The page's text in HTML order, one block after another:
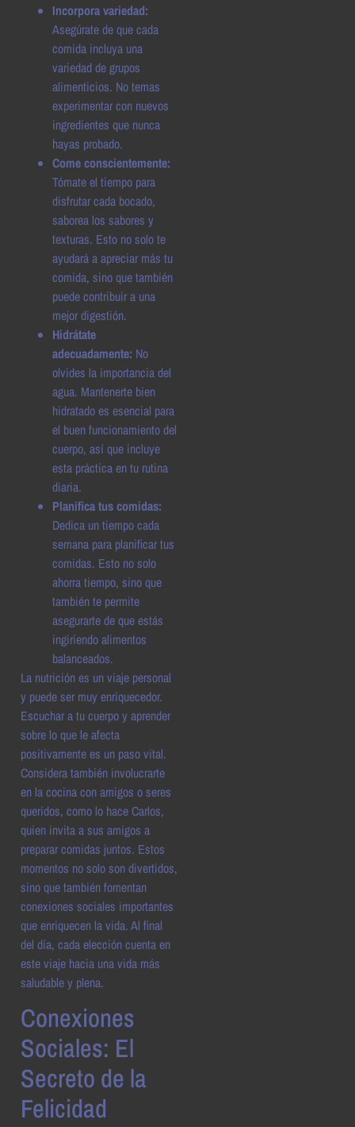
Incorpora variedad:
Asegúrate de que cada
comida incluya una
variedad de grupos
alimenticios. No temas
experimentar con nuevos
ingredientes que nunca
hayas probado.
Come conscientemente:
Tómate el tiempo para
disfrutar cada bocado,
saborea los sabores y
texturas. Esto no solo te
ayudará a apreciar más tu
comida, sino que también
puede contribuir a una
mejor digestión.
Hidrátate
adecuadamente: No
olvides la importancia del
agua. Mantenerte bien
hidratado es esencial para
el buen funcionamiento del
cuerpo, así que incluye
esta práctica en tu rutina
diaria.
Planifica tus comidas:
Dedica un tiempo cada
semana para planificar tus
comidas. Esto no solo
ahorra tiempo, sino que
también te permite
asegurarte de que estás
ingiriendo alimentos
balanceados.
La nutrición es un viaje personal
y puede ser muy enriquecedor.
Escuchar a tu cuerpo y aprender
sobre lo que le afecta
positivamente es un paso vital.
Considera también involucrarte
en la cocina con amigos o seres
queridos, como lo hace Carlos,
quien invita a sus amigos a
preparar comidas juntos. Estos
momentos no solo son divertidos,
sino que también fomentan
conexiones sociales importantes
que enriquecen la vida. Al final
del día, cada elección cuenta en
este viaje hacia una vida más
saludable y plena.
Conexiones
Sociales: El
Secreto de la
Felicidad